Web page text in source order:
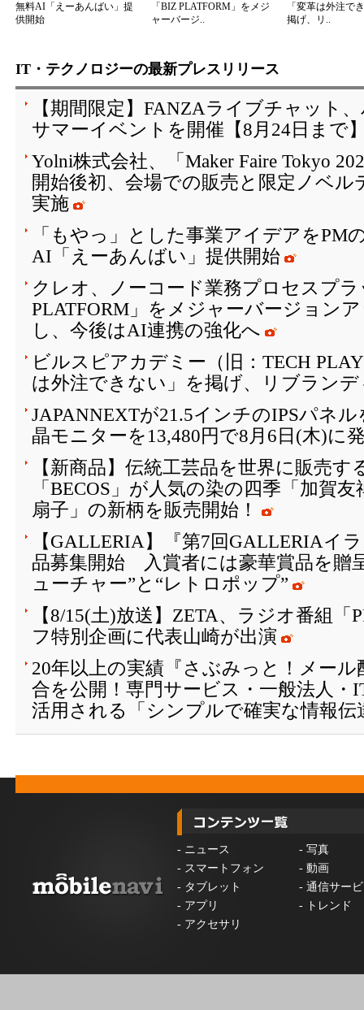
無料AI「えーあんばい」提
供開始
「BIZ PLATFORM」をメジ
ャーバージ..
「変革は外注で
掲げ、リ..
IT・テクノロジーの最新プレスリリース
【期間限定】FANZAライブチャット
サマーイベントを開催【8月24日まで
Yolni株式会社、「Maker Faire Tokyo
開始後初、会場での販売と限定ノベ
実施
「もやっ」とした事業アイデアをPM
AI「えーあんばい」提供開始
クレオ、ノーコード業務プロセスプ
PLATFORM」をメジャーバージョン
し、今後はAI連携の強化へ
ビルスピアカデミー（旧：TECH
は外注できない」を掲げ、リブラン
JAPANNEXTが21.5インチのIPSパネ
晶モニターを13,480円で8月6日(木)に
【新商品】伝統工芸品を世界に販売す
「BECOS」が人気の染の四季「加賀
扇子」の新柄を販売開始！
【GALLERIA】『第7回GALLERIAイ
品募集開始 入賞者には豪華賞品を
ューチャー”と“レトロポップ”
【8/15(土)放送】ZETA、ラジオ番組「
フ特別企画に代表山崎が出演
20年以上の実績『さぶみっと！メール
合を公開！専門サービス・一般法人・
活用される「シンプルで確実な情報伝
- ニュース - 写真
- スマートフォン - 動画
- タブレット - 通信サー
- アプリ -
トレンド
- アクセサリ